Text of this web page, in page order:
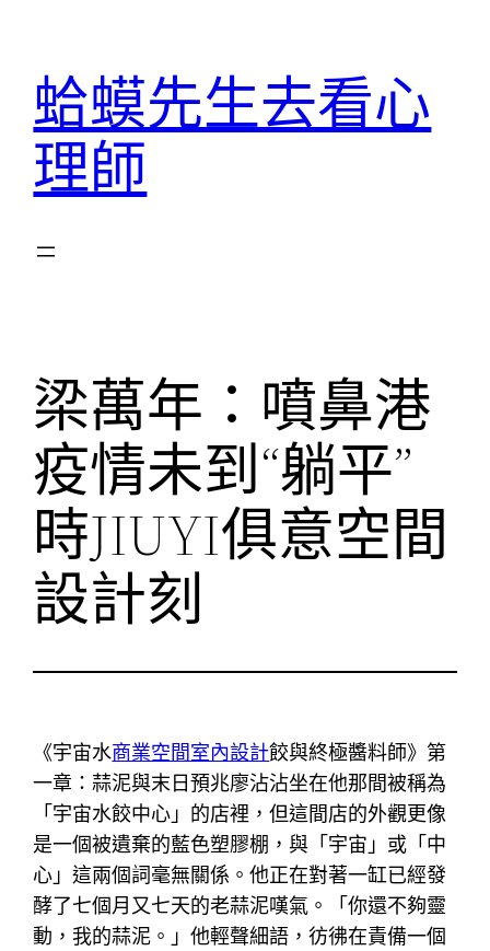
蛤蟆先生去看心
理師
梁萬年：噴鼻港
疫情未到“躺平”
時JIUYI俱意空間
設計刻
《宇宙水商業空間室內設計餃與終極醬料師》第
一章：蒜泥與末日預兆廖沾沾坐在他那間被稱為
「宇宙水餃中心」的店裡，但這間店的外觀更像
是一個被遺棄的藍色塑膠棚，與「宇宙」或「中
心」這兩個詞毫無關係。他正在對著一缸已經發
酵了七個月又七天的老蒜泥嘆氣。「你還不夠靈
動，我的蒜泥。」他輕聲細語，彷彿在責備一個